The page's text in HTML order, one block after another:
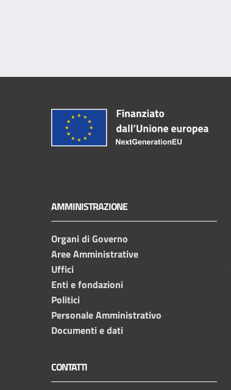
AMMINISTRAZIONE
Organi di Governo
Aree Amministrative
Uffici
Enti e fondazioni
Politici
Personale Amministrativo
Documenti e dati
CONTATTI